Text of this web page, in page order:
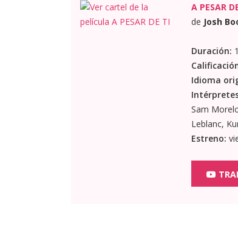
A PESAR
de Josh
Duración:
Idioma
Sam
Leblanc,
Estreno: